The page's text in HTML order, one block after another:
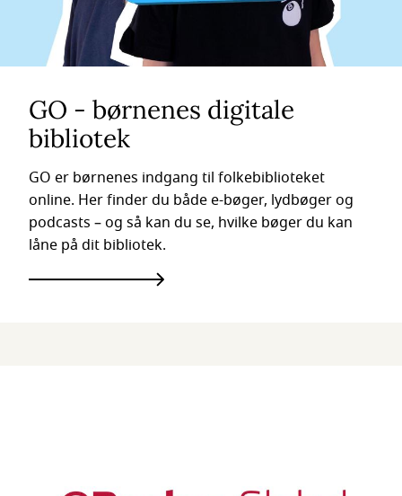
GO - børnenes digitale
bibliotek
GO er børnenes indgang til folkebiblioteket
online. Her finder du både e-bøger, lydbøger og
podcasts – og så kan du se, hvilke bøger du kan
låne på dit bibliotek.